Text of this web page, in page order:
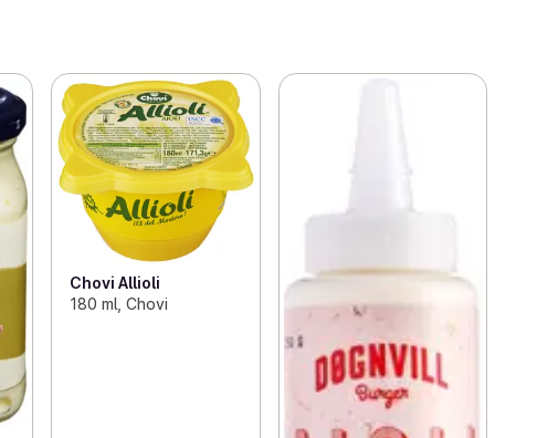
Chovi Allioli
180 ml, Chovi